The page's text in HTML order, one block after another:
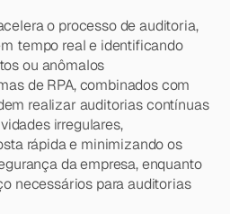
o processo de auditoria,
tempo real e identificando
ou anômalos
de RPA, combinados com
realizar auditorias contínuas
irregulares,
rápida e minimizando os
da empresa, enquanto
necessários para auditorias